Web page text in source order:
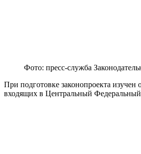
Фото: пресс-служба
При подготовке законопроекта изучен
входящих в Центральный Федеральный